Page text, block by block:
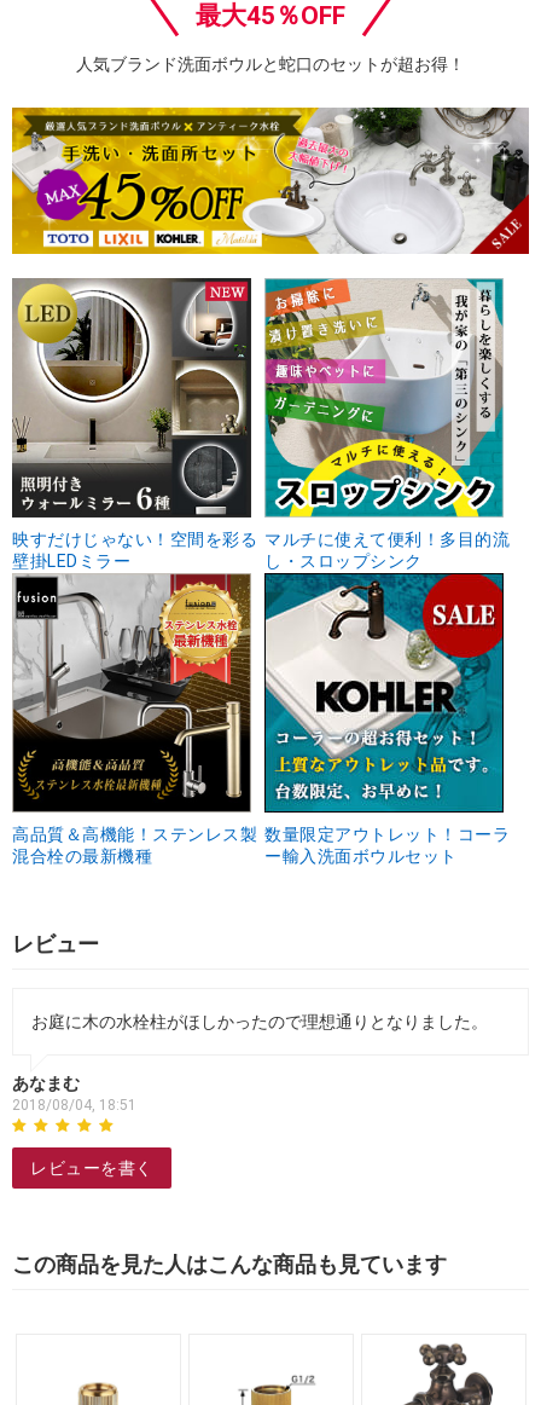
最大45％OFF
人気ブランド洗面ボウルと蛇口のセットが超お得！
映すだけじゃない！空間を彩る
壁掛LEDミラー
マルチに使えて便利！多目的流
し・スロップシンク
高品質＆高機能！ステンレス製
混合栓の最新機種
数量限定アウトレット！コーラ
ー輸入洗面ボウルセット
レビュー
お庭に木の水栓柱がほしかったので理想通りとなりました。
あなまむ
2018/08/04, 18:51
レビューを書く
この商品を見た人はこんな商品も見ています